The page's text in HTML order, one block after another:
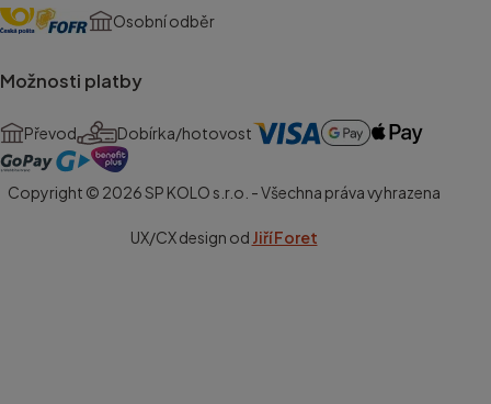
Osobní odběr
Možnosti platby
Převod Dobírka/hotovost
Copyright © 2026 SP KOLO s.r.o. - Všechna práva vyhrazena
UX/CX design od Jiří Foret